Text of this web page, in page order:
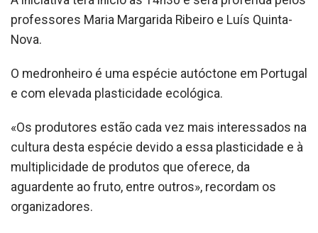
professores Maria Margarida Ribeiro e Luís Quinta-
Nova.
O medronheiro é uma espécie autóctone em Portugal
e com elevada plasticidade ecológica.
«Os produtores estão cada vez mais interessados na
cultura desta espécie devido a essa plasticidade e à
multiplicidade de produtos que oferece, da
aguardente ao fruto, entre outros», recordam os
organizadores.